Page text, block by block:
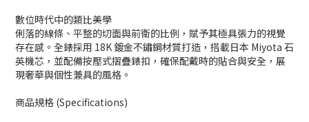
數位時代中的類比美學
俐落的線條、平整的切面與前衛的比例，賦予其極具張力的視覺
存在感。全錶採用 18K 鍍金不鏽鋼材質打造，搭載日本 Miyota 石
英機芯，並配備按壓式摺疊錶扣，確保配戴時的貼合與安全，展
現奢華與個性兼具的風格。
商品規格 (Specifications)